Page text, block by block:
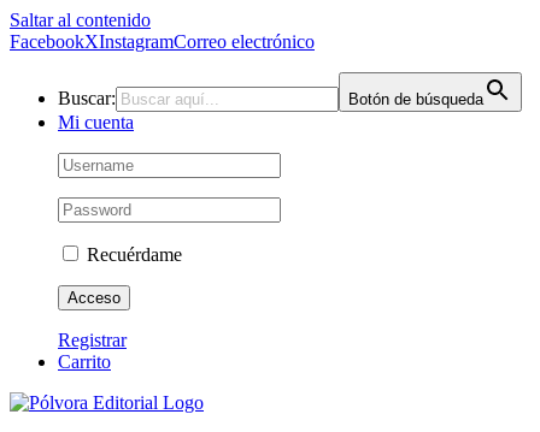
Saltar al contenido
FacebookXInstagramCorreo electrónico
Buscar: Botón de búsqueda
Mi cuenta
Recuérdame
Registrar
Carrito